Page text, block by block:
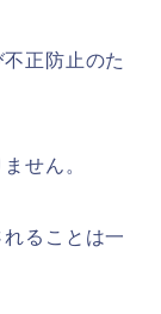
正防止のた
せん。
ることは一